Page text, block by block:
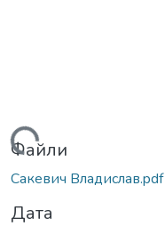
Файли
Сакевич Владислав.pdf
Дата